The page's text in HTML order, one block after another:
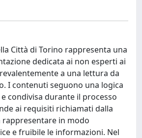
Città di Torino rappresenta una
dedicata ai non esperti ai
a una lettura da
I contenuti seguono una logica
condivisa durante il processo
ai requisiti richiamati dalla
rappresentare in modo
e fruibile le informazioni. Nel